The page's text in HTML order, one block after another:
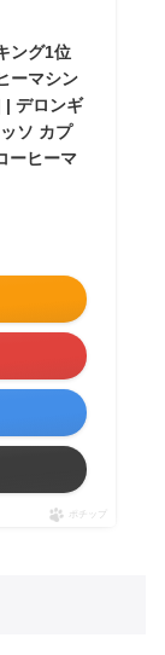
ング1位
ーマシン
| デロンギ
ソ カプ
ーヒーマ
ポチップ